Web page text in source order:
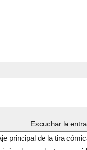
Escuchar la
principal de la tira